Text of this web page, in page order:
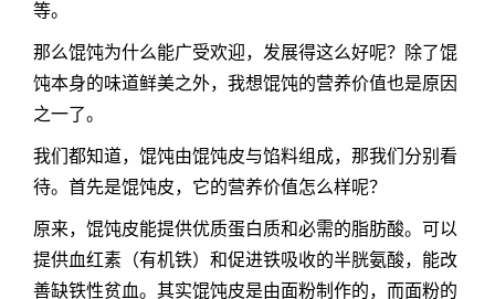
等。
那么馄饨为什么能广受欢迎，发展得这么好呢？除了馄
饨本身的味道鲜美之外，我想馄饨的营养价值也是原因
之一了。
我们都知道，馄饨由馄饨皮与馅料组成，那我们分别看
待。首先是馄饨皮，它的营养价值怎么样呢？
原来，馄饨皮能提供优质蛋白质和必需的脂肪酸。可以
提供血红素（有机铁）和促进铁吸收的半胱氨酸，能改
善缺铁性贫血。其实馄饨皮是由面粉制作的，而面粉的